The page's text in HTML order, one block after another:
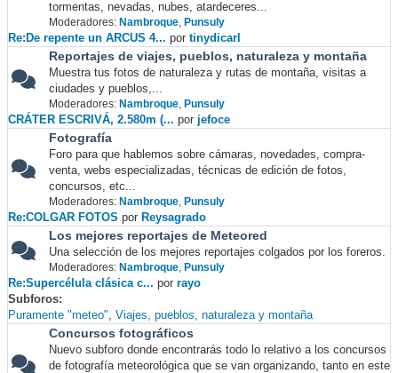
tormentas, nevadas, nubes, atardeceres...
Moderadores: Nambroque, Punsuly
Re:De repente un ARCUS 4... por tinydicarl
Reportajes de viajes, pueblos, naturaleza y montaña
Muestra tus fotos de naturaleza y rutas de montaña, visitas a
ciudades y pueblos,...
Moderadores: Nambroque, Punsuly
CRÁTER ESCRIVÁ, 2.580m (... por jefoce
Fotografía
Foro para que hablemos sobre cámaras, novedades, compra-
venta, webs especializadas, técnicas de edición de fotos,
concursos, etc...
Moderadores: Nambroque, Punsuly
Re:COLGAR FOTOS por Reysagrado
Los mejores reportajes de Meteored
Una selección de los mejores reportajes colgados por los foreros.
Moderadores: Nambroque, Punsuly
Re:Supercélula clásica c... por rayo
Subforos
Puramente "meteo" Viajes, pueblos, naturaleza y montaña
Concursos fotográficos
Nuevo subforo donde encontrarás todo lo relativo a los concursos
de fotografía meteorológica que se van organizando, tanto en este